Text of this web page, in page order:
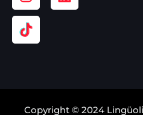
Copyright © 2024